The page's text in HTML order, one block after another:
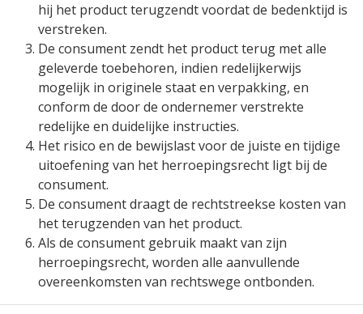
hij het product terugzendt voordat de bedenktijd is
verstreken.
De consument zendt het product terug met alle
geleverde toebehoren, indien redelijkerwijs
mogelijk in originele staat en verpakking, en
conform de door de ondernemer verstrekte
redelijke en duidelijke instructies.
Het risico en de bewijslast voor de juiste en tijdige
uitoefening van het herroepingsrecht ligt bij de
consument.
De consument draagt de rechtstreekse kosten van
het terugzenden van het product.
Als de consument gebruik maakt van zijn
herroepingsrecht, worden alle aanvullende
overeenkomsten van rechtswege ontbonden.